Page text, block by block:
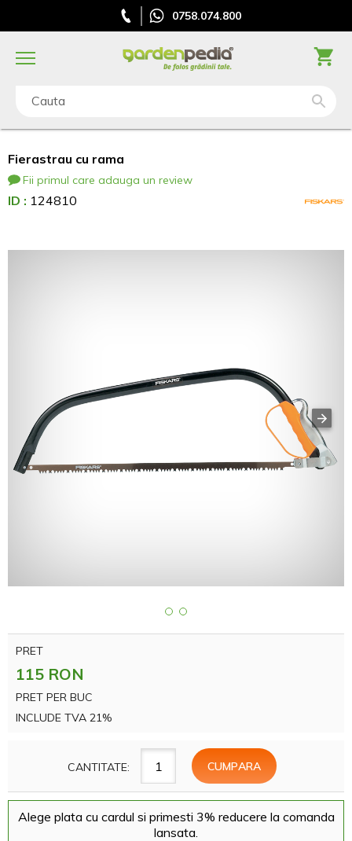
0758.074.800
Cauta
Fierastrau cu rama
Fii primul care adauga un review
ID : 124810
PRET
115 RON
PRET PER BUC
INCLUDE TVA 21%
CANTITATE:
Alege plata cu cardul si primesti 3% reducere la comanda
lansata.